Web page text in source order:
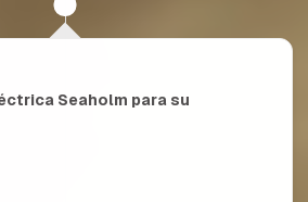
Seaholm para su